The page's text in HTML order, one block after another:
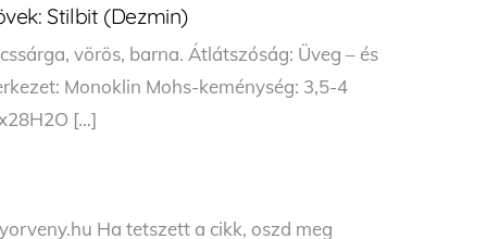
Stilbit (Dezmin)
vörös, barna. Átlátszóság: Üveg – és
Monoklin Mohs-keménység: 3,5-4
[…]
Ha tetszett a cikk, oszd meg